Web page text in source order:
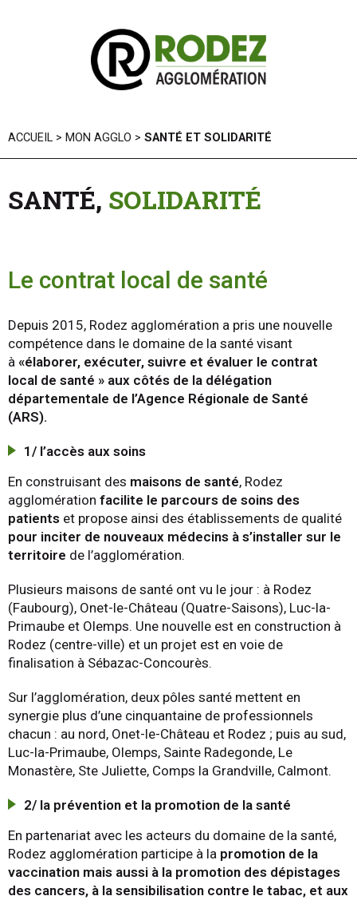
ACCUEIL > MON AGGLO > SANTÉ ET SOLIDARITÉ
SANTÉ, SOLIDARITÉ
Le contrat local de santé
Depuis 2015, Rodez agglomération a pris une nouvelle
compétence dans le domaine de la santé visant
à «élaborer, exécuter, suivre et évaluer le contrat
local de santé » aux côtés de la délégation
départementale de l’Agence Régionale de Santé
(ARS).
1/ l’accès aux soins
En construisant des maisons de santé, Rodez
agglomération facilite le parcours de soins des
patients et propose ainsi des établissements de qualité
pour inciter de nouveaux médecins à s’installer sur le
territoire de l’agglomération.
Plusieurs maisons de santé ont vu le jour : à Rodez
(Faubourg), Onet-le-Château (Quatre-Saisons), Luc-la-
Primaube et Olemps. Une nouvelle est en construction à
Rodez (centre-ville) et un projet est en voie de
finalisation à Sébazac-Concourès.
Sur l’agglomération, deux pôles santé mettent en
synergie plus d’une cinquantaine de professionnels
chacun : au nord, Onet-le-Château et Rodez ; puis au sud,
Luc-la-Primaube, Olemps, Sainte Radegonde, Le
Monastère, Ste Juliette, Comps la Grandville, Calmont.
2/ la prévention et la promotion de la santé
En partenariat avec les acteurs du domaine de la santé,
Rodez agglomération participe à la promotion de la
vaccination mais aussi à la promotion des dépistages
des cancers, à la sensibilisation contre le tabac, et aux